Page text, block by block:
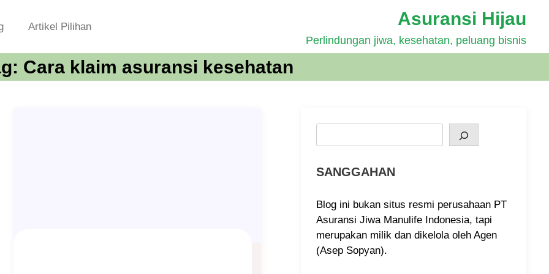
Asuransi Hijau
Perlindungan jiwa, kesehatan, peluang bisnis
Artikel Pilihan
Cara klaim asuransi kesehatan
SANGGAHAN
Blog ini bukan situs resmi perusahaan PT
Asuransi Jiwa Manulife Indonesia, tapi
merupakan milik dan dikelola oleh Agen
(Asep Sopyan).